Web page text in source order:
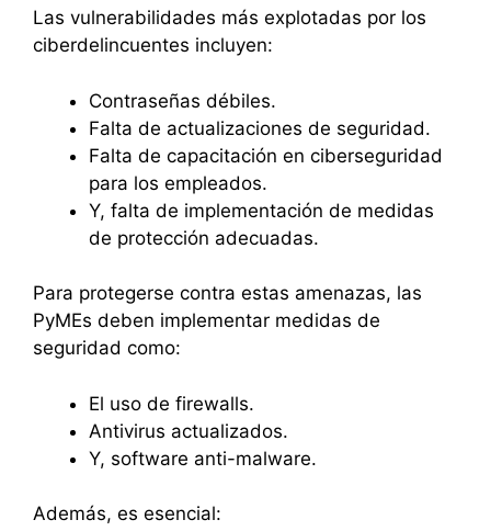
Las vulnerabilidades más explotadas por los
ciberdelincuentes incluyen:
Contraseñas débiles.
Falta de actualizaciones de seguridad.
Falta de capacitación en ciberseguridad
para los empleados.
Y, falta de implementación de medidas
de protección adecuadas.
Para protegerse contra estas amenazas, las
PyMEs deben implementar medidas de
seguridad como:
El uso de firewalls.
Antivirus actualizados.
Y, software anti-malware.
Además, es esencial: